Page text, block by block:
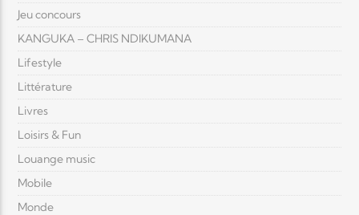
Jeu concours
KANGUKA – CHRIS NDIKUMANA
Lifestyle
Littérature
Livres
Loisirs & Fun
Louange music
Mobile
Monde